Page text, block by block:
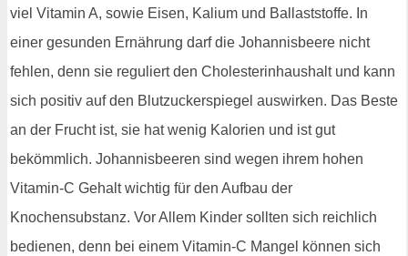
viel Vitamin A, sowie Eisen, Kalium und Ballaststoffe. In
einer gesunden Ernährung darf die Johannisbeere nicht
fehlen, denn sie reguliert den Cholesterinhaushalt und kann
sich positiv auf den Blutzuckerspiegel auswirken. Das Beste
an der Frucht ist, sie hat wenig Kalorien und ist gut
bekömmlich. Johannisbeeren sind wegen ihrem hohen
Vitamin-C Gehalt wichtig für den Aufbau der
Knochensubstanz. Vor Allem Kinder sollten sich reichlich
bedienen, denn bei einem Vitamin-C Mangel können sich